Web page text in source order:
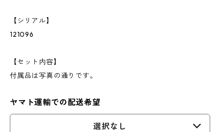
【シリアル】
121096
【セット内容】
付属品は写真の通りです。
ヤマト運輸での配送希望
選択なし